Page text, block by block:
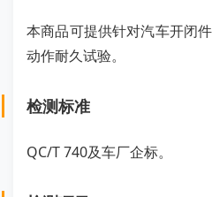
本商品可提供针对汽车开闭
动作耐久试验。
检测标准
QC/T 740及车厂企标。